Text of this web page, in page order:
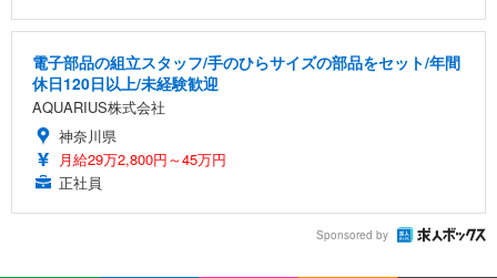
電子部品の組立スタッフ/手のひらサイズの部品をセット/年間
休日120日以上/未経験歓迎
AQUARIUS株式会社
神奈川県
月給29万2,800円～45万円
正社員
Sponsored by